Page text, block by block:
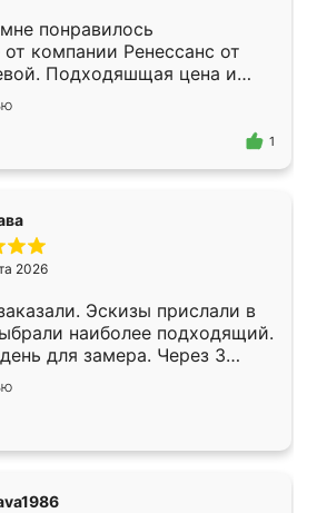
понравилось
компании Ренессанс от
Подходяшщая цена и
изготовления. Приехавший
Владислав
моему эскизу самый
1
2026
Эскизы прислали в
наиболее подходящий.
для замера. Через 3
уже готова. Остались
Спасибо Ренессанс
работу!